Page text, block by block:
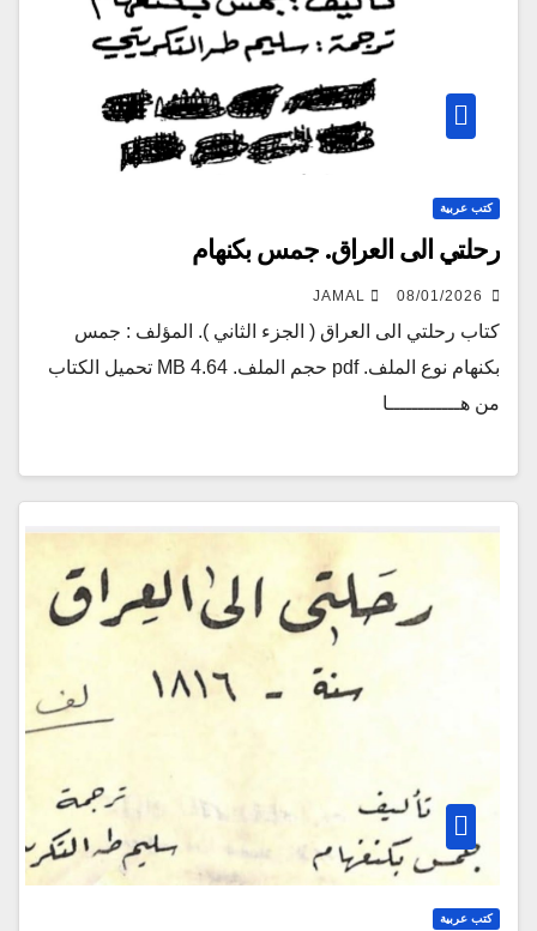
كتب عربية
رحلتي الى العراق. جمس بكنهام
08/01/2026
JAMAL
كتاب رحلتي الى العراق ( الجزء الثاني ). المؤلف : جمس
بكنهام نوع الملف. pdf حجم الملف. 4.64 MB تحميل الكتاب
من هــــــــــــا
كتب عربية